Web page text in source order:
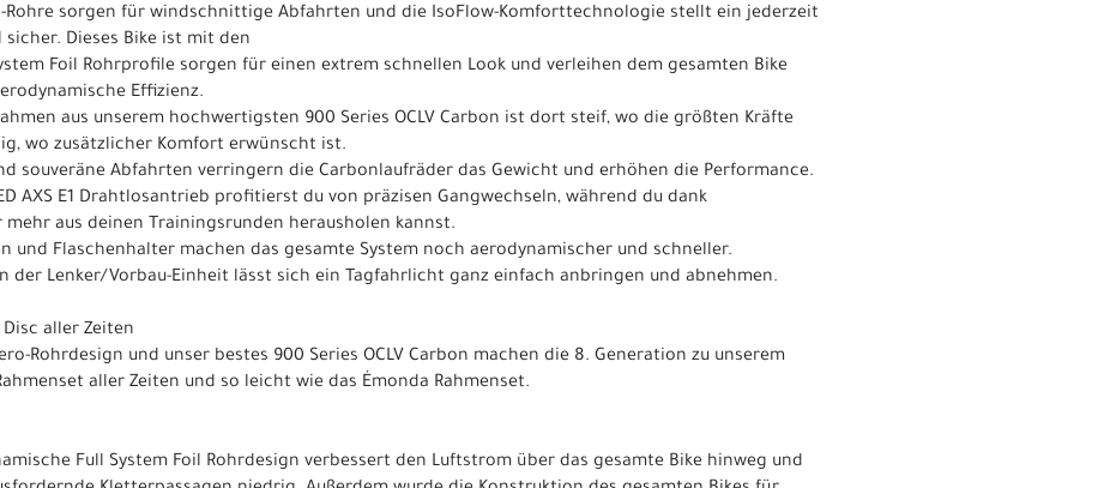
Rohre sorgen für windschnittige Abfahrten und die IsoFlow-Komforttechnologie stellt ein jederzeit
Dieses Bike ist mit den
Foil Rohrprofile sorgen für einen extrem schnellen Look und verleihen dem gesamten Bike
Effizienz.
aus unserem hochwertigsten 900 Series OCLV Carbon ist dort steif, wo die größten Kräfte
wo zusätzlicher Komfort erwünscht ist.
souveräne Abfahrten verringern die Carbonlaufräder das Gewicht und erhöhen die Performance.
AXS E1 Drahtlosantrieb profitierst du von präzisen Gangwechseln, während du dank
aus deinen Trainingsrunden herausholen kannst.
und Flaschenhalter machen das gesamte System noch aerodynamischer und schneller.
der Lenker/Vorbau-Einheit lässt sich ein Tagfahrlicht ganz einfach anbringen und abnehmen.
aller Zeiten
Rohrdesign und unser bestes 900 Series OCLV Carbon machen die 8. Generation zu unserem
aller Zeiten und so leicht wie das Émonda Rahmenset.
Full System Foil Rohrdesign verbessert den Luftstrom über das gesamte Bike hinweg und